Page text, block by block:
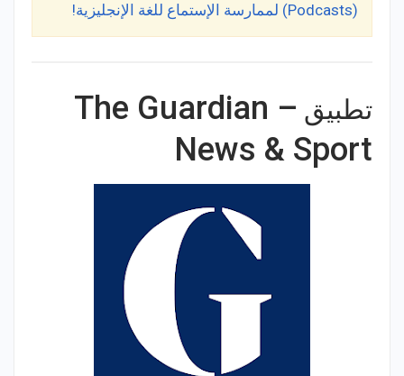
(Podcasts) لممارسة الإستماع للغة الإنجليزية!
تطبيق The Guardian –
News & Sport